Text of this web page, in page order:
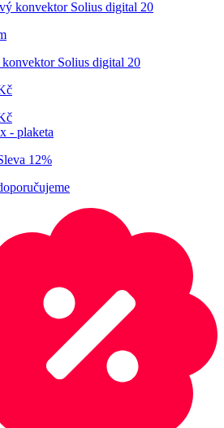
konvektor Solius digital 20
12%